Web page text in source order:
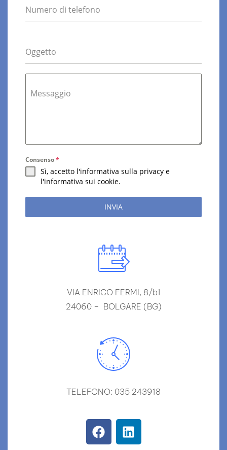
Numero di telefono
Oggetto
Messaggio
Consenso*
Sì, accetto l'informativa sulla privacy e
l'informativa sui cookie.
INVIA
VIA ENRICO FERMI, 8/b1
24060 – BOLGARE (BG)
TELEFONO: 035 243918